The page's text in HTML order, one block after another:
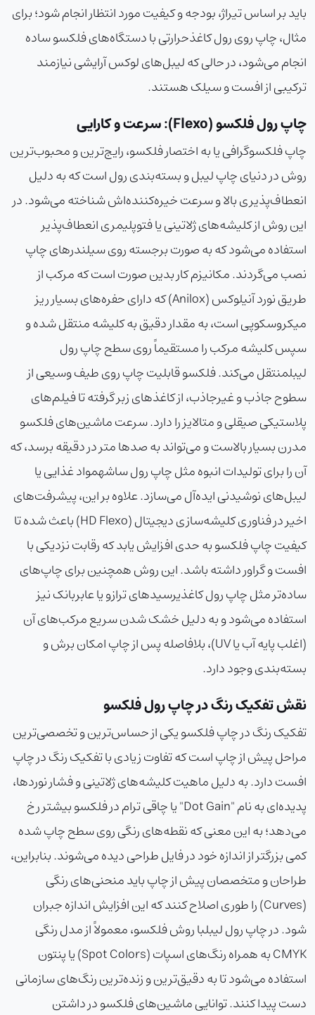
باید بر اساس تیراژ، بودجه و کیفیت مورد انتظار انجام شود؛ برای
مثال،چاپ روی رول کاغذحرارتی با دستگاه‌های فلکسو ساده
انجام می‌شود، در حالی که لیبل‌های لوکس آرایشی نیازمند
ترکیبی از افست و سیلک هستند.
چاپ رول فلکسو (Flexo): سرعت و کارایی
چاپ فلکسوگرافی یا به اختصار فلکسو، رایج‌ترین و محبوب‌ترین
روش در دنیای چاپ لیبل و بسته‌بندی رول است که به دلیل
انعطاف‌پذیری بالا و سرعت خیره‌کننده‌اش شناخته می‌شود. در
این روش از کلیشه‌های ژلاتینی یا فتوپلیمری انعطاف‌پذیر
استفاده می‌شود که به صورت برجسته روی سیلندرهای چاپ
نصب می‌گردند. مکانیزم کار بدین صورت است که مرکب از
طریق نورد آنیلوکس (Anilox) که دارای حفره‌های بسیار ریز
میکروسکوپی است، به مقدار دقیق به کلیشه منتقل شده و
سپس کلیشه مرکب را مستقیماً روی سطحچاپ رول
لیبلمنتقل می‌کند. فلکسو قابلیت چاپ روی طیف وسیعی از
سطوح جاذب و غیرجاذب، از کاغذهای زبر گرفته تا فیلم‌های
پلاستیکی صیقلی و متالایز را دارد. سرعت ماشین‌های فلکسو
مدرن بسیار بالاست و می‌تواند به صدها متر در دقیقه برسد، که
آن را برای تولیدات انبوه مثلچاپ رول ساشهمواد غذایی یا
لیبل‌های نوشیدنی ایده‌آل می‌سازد. علاوه بر این، پیشرفت‌های
اخیر در فناوری کلیشه‌سازی دیجیتال (HD Flexo) باعث شده تا
کیفیت چاپ فلکسو به حدی افزایش یابد که رقابت نزدیکی با
افست و گراور داشته باشد. این روش همچنین برای چاپ‌های
ساده‌تر مثلچاپ رول کاغذیرسیدهای ترازو یا عابربانک نیز
استفاده می‌شود و به دلیل خشک شدن سریع مرکب‌های آن
(اغلب پایه آب یا UV)، بلافاصله پس از چاپ امکان برش و
بسته‌بندی وجود دارد.
نقش تفکیک رنگ در چاپ رول فلکسو
تفکیک رنگ در چاپ فلکسو یکی از حساس‌ترین و تخصصی‌ترین
مراحل پیش از چاپ است که تفاوت زیادی با تفکیک رنگ در چاپ
افست دارد. به دلیل ماهیت کلیشه‌های ژلاتینی و فشار نوردها،
پدیده‌ای به نام "Dot Gain" یا چاقی ترام در فلکسو بیشتر رخ
می‌دهد؛ به این معنی که نقطه‌های رنگی روی سطح چاپ شده
کمی بزرگتر از اندازه خود در فایل طراحی دیده می‌شوند. بنابراین،
طراحان و متخصصان پیش از چاپ باید منحنی‌های رنگی
(Curves) را طوری اصلاح کنند که این افزایش اندازه جبران
شود. درچاپ رول لیبلبا روش فلکسو، معمولاً از مدل رنگی
CMYK به همراه رنگ‌های اسپات (Spot Colors) یا پنتون
استفاده می‌شود تا به دقیق‌ترین و زنده‌ترین رنگ‌های سازمانی
دست پیدا کنند. توانایی ماشین‌های فلکسو در داشتن